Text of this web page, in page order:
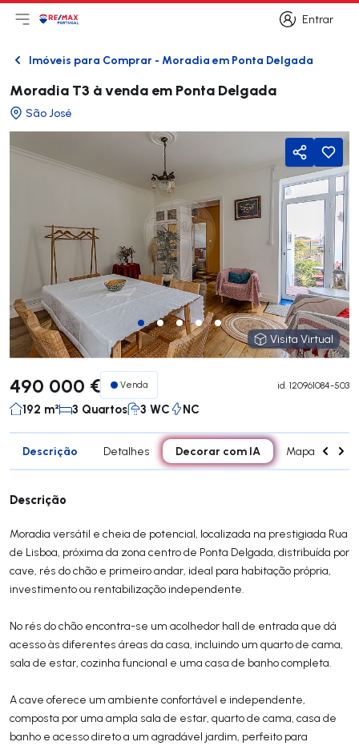
Entrar
Entrar
Abri menu principal
LogoIr para página inicial
VoltarImóveis para Comprar - Moradia em Ponta Delgada
Moradia T3 à venda em Ponta Delgada
São José
Visita Virtual
Visita Virtual
Partilhar
490 000 € Venda id. 120961084-503
192 m² 3 Quartos 3 WC NC
Descrição Detalhes Decorar com IA Mapa
Descrição
Moradia versátil e cheia de potencial, localizada na prestigiada Rua
de Lisboa, próxima da zona centro de Ponta Delgada, distribuída por
cave, rés do chão e primeiro andar, ideal para habitação própria,
investimento ou rentabilização independente.
No rés do chão encontra-se um acolhedor hall de entrada que dá
acesso às diferentes áreas da casa, incluindo um quarto de cama,
sala de estar, cozinha funcional e uma casa de banho completa.
A cave oferece um ambiente confortável e independente,
composta por uma ampla sala de estar, quarto de cama, casa de
banho e acesso direto a um agradável jardim, perfeito para